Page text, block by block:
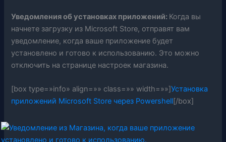
Уведомления об установках приложений: Когда вы
начнете загрузку из Microsoft Store, отправят вам
уведомление, когда ваше приложение будет
установлено и готово к использованию. Это можно
отключить на странице настроек магазина.
[box type=»info» align=»» class=»» width=»»]Установка
приложений Microsoft Store через Powershell[/box]